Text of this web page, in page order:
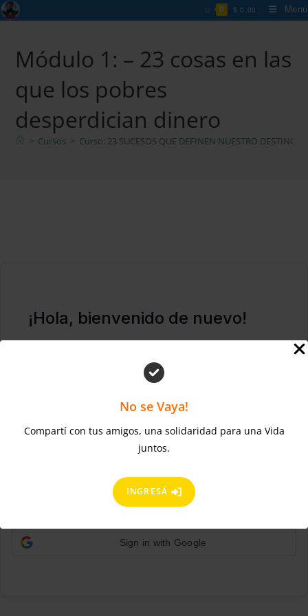
No se Vaya!
Compartí con tus amigos, una solidaridad para una Vida
juntos.
INGRESÁ
Ir
al
0 $ 0,00 Menú
Módulo 1: – 23 cosas en las
que los pobres
desperdician dinero
> Cursos > Curso: 23 SUCESOS QUE DEFINEN NUESTRO DESTINO
¡Hola, bienvenido de nuevo!
Mantenerme conectado ¿Olvidaste la contraseña?
¿No tienes una cuenta?Regístrate ahora
Sign in with Google